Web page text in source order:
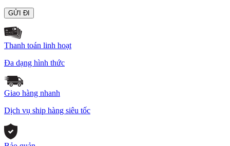
Thanh toán linh hoạt
Đa dạng hình thức
Giao hàng nhanh
Dịch vụ ship hàng siêu tốc